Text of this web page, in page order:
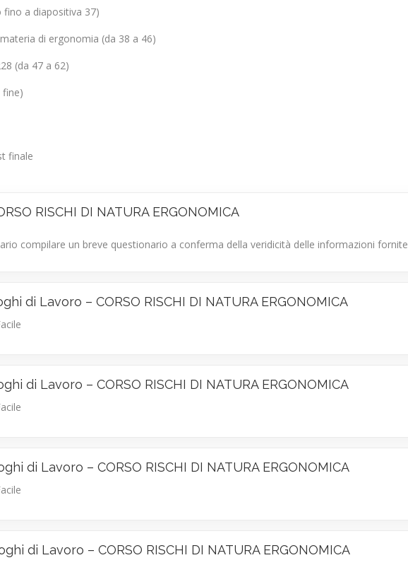
fino a diapositiva 37)
di ergonomia (da 38 a 46)
(da 47 a 62)
fine)
finale
RISCHI DI NATURA ERGONOMICA
compilare un breve questionario a conferma della veridicità delle informazioni
di Lavoro – CORSO RISCHI DI NATURA ERGONOMICA
di Lavoro – CORSO RISCHI DI NATURA ERGONOMICA
di Lavoro – CORSO RISCHI DI NATURA ERGONOMICA
di Lavoro – CORSO RISCHI DI NATURA ERGONOMICA